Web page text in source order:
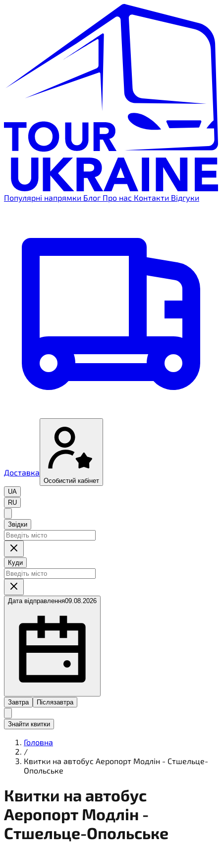
Популярні напрямки Блог Про нас Контакти Відгуки
Доставка
Особистий кабінет
UA
RU
Звідки
Куди
Дата відправлення09.08.2026
Завтра Післязавтра
Знайти квитки
Головна
/
Квитки на автобус Аеропорт Модлін - Стшельце-
Опольське
Квитки на автобус
Аеропорт Модлін -
Стшельце-Опольське